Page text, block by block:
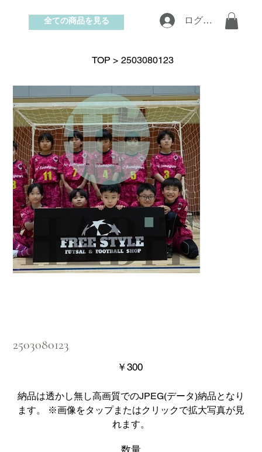
お問い合わせ
ログイン
全ての商品を見る
TOP > 2503080123
2503080123
価
格
￥300
納品は透かし無し高画質でのJPEG(データ)納品となり
ます。 ※画像をタップまたはクリックで拡大写真が見
れます。